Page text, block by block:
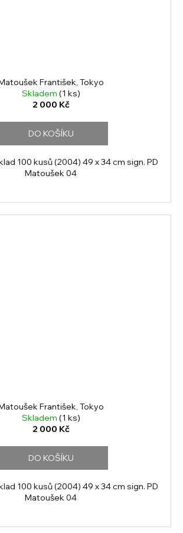
František, Tokyo
Skladem (1 ks)
2 000 Kč
DO KOŠÍKU
100 kusů (2004) 49 x 34 cm sign. PD
Matoušek 04
František, Tokyo
Skladem (1 ks)
2 000 Kč
DO KOŠÍKU
100 kusů (2004) 49 x 34 cm sign. PD
Matoušek 04